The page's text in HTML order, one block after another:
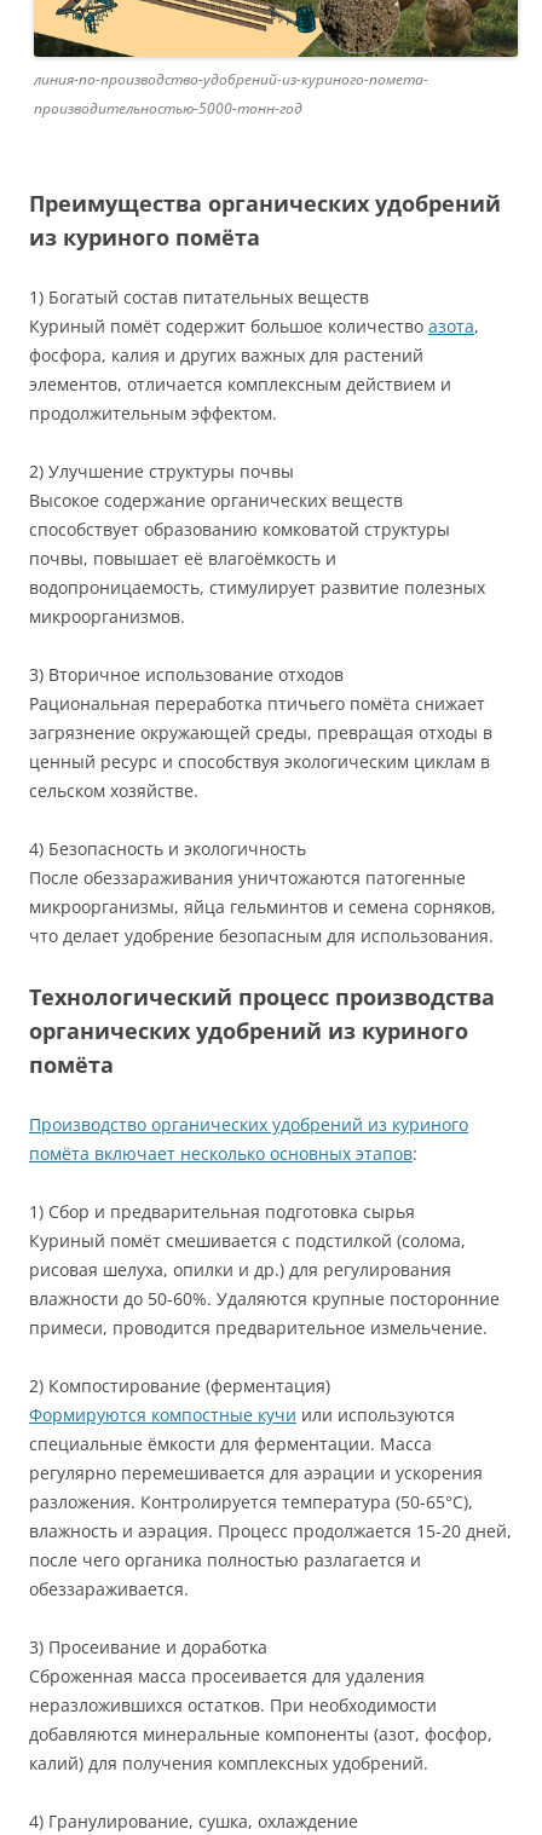
линия-по-производство-удобрений-из-куриного-помета-
производительностью-5000-тонн-год
Преимущества органических удобрений
из куриного помёта
1) Богатый состав питательных веществ
Куриный помёт содержит большое количество азота,
фосфора, калия и других важных для растений
элементов, отличается комплексным действием и
продолжительным эффектом.
2) Улучшение структуры почвы
Высокое содержание органических веществ
способствует образованию комковатой структуры
почвы, повышает её влагоёмкость и
водопроницаемость, стимулирует развитие полезных
микроорганизмов.
3) Вторичное использование отходов
Рациональная переработка птичьего помёта снижает
загрязнение окружающей среды, превращая отходы в
ценный ресурс и способствуя экологическим циклам в
сельском хозяйстве.
4) Безопасность и экологичность
После обеззараживания уничтожаются патогенные
микроорганизмы, яйца гельминтов и семена сорняков,
что делает удобрение безопасным для использования.
Технологический процесс производства
органических удобрений из куриного
помёта
Производство органических удобрений из куриного
помёта включает несколько основных этапов:
1) Сбор и предварительная подготовка сырья
Куриный помёт смешивается с подстилкой (солома,
рисовая шелуха, опилки и др.) для регулирования
влажности до 50-60%. Удаляются крупные посторонние
примеси, проводится предварительное измельчение.
2) Компостирование (ферментация)
Формируются компостные кучи или используются
специальные ёмкости для ферментации. Масса
регулярно перемешивается для аэрации и ускорения
разложения. Контролируется температура (50-65°C),
влажность и аэрация. Процесс продолжается 15-20 дней,
после чего органика полностью разлагается и
обеззараживается.
3) Просеивание и доработка
Сброженная масса просеивается для удаления
неразложившихся остатков. При необходимости
добавляются минеральные компоненты (азот, фосфор,
калий) для получения комплексных удобрений.
4) Гранулирование, сушка, охлаждение